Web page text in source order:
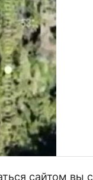
сайтом вы